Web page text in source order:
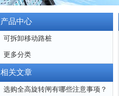
产品中心
可拆卸移动路桩
更多分类
相关文章
选购全高旋转闸有哪些注意事项？